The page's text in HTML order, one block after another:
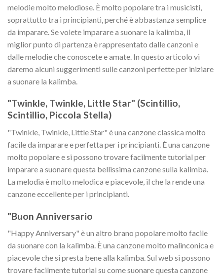
melodie molto melodiose. È molto popolare tra i musicisti,
soprattutto tra i principianti, perché è abbastanza semplice
da imparare. Se volete imparare a suonare la kalimba, il
miglior punto di partenza è rappresentato dalle canzoni e
dalle melodie che conoscete e amate. In questo articolo vi
daremo alcuni suggerimenti sulle canzoni perfette per iniziare
a suonare la kalimba.
"Twinkle, Twinkle, Little Star" (Scintillio,
Scintillio, Piccola Stella)
"Twinkle, Twinkle, Little Star" è una canzone classica molto
facile da imparare e perfetta per i principianti. È una canzone
molto popolare e si possono trovare facilmente tutorial per
imparare a suonare questa bellissima canzone sulla kalimba.
La melodia è molto melodica e piacevole, il che la rende una
canzone eccellente per i principianti.
"Buon Anniversario
"Happy Anniversary" è un altro brano popolare molto facile
da suonare con la kalimba. È una canzone molto malinconica e
piacevole che si presta bene alla kalimba. Sul web si possono
trovare facilmente tutorial su come suonare questa canzone